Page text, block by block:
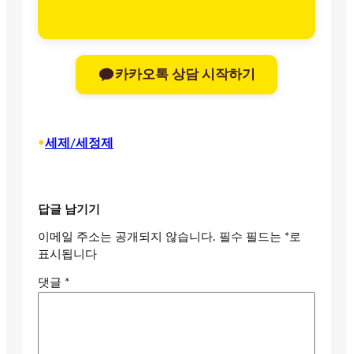
카카오톡 상담 시작하기
•세제/세정제
답글 남기기
이메일 주소는 공개되지 않습니다. 필수 필드는 *로
표시됩니다
댓글 *